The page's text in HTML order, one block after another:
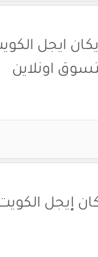
ايجل
اونلاين
إيجل